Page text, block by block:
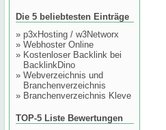
Die 5 beliebtesten Einträge
» p3xHosting / w3Networx
» Webhoster Online
» Kostenloser Backlink bei
BacklinkDino
» Webverzeichnis und
Branchenverzeichnis
» Branchenverzeichnis Kleve
TOP-5 Liste Bewertungen